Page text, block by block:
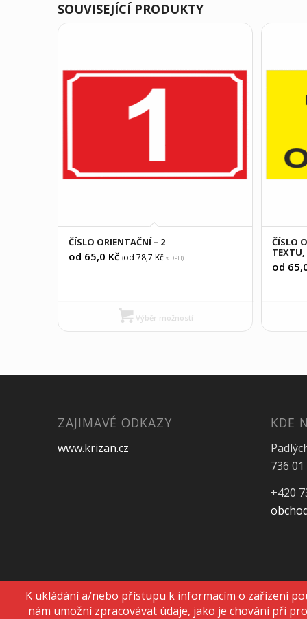
SOUVISEJÍCÍ PRODUKTY
ČÍSLO ORIENTAČNÍ – 2
od 65,0 Kč (od 78,7 Kčs DPH)
Výběr možností
ČÍSLO
TEXTU,
od
ZAJIMAVÉ ODKAZY
www.krizan.cz
KDE
736
+420